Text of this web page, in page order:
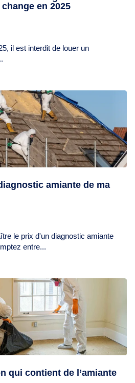
en 2025
il est interdit de louer un
amiante de ma
le prix d'un diagnostic amiante
entre...
qui contient de l’amiante